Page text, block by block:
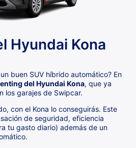
Hyundai Kona
buen SUV híbrido automático? En
del Hyundai Kona, que ya
los garajes de Swipcar.
con el Kona lo conseguirás. Este
de seguridad, eficiencia
tu gasto diario) además de un